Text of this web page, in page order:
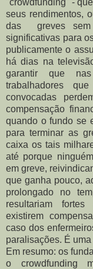
seus rendimentos,
das greves sem
significativas para
publicamente o
há dias na
garantir que
trabalhadores
convocadas
compensação
quando o fundo se
para terminar as
caixa os tais
até porque
em greve,
que ganha pouco,
prolongado no
resultariam
existirem
caso dos
paralisações. É
Em resumo: os
o crowdfunding